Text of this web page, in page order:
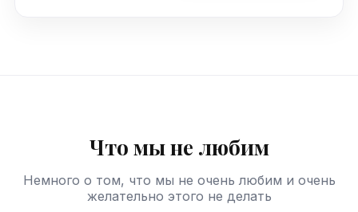
Что мы не любим
Немного о том, что мы не очень любим и очень
желательно этого не делать